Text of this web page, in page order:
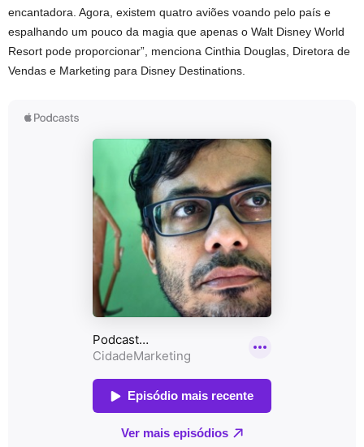
encantadora. Agora, existem quatro aviões voando pelo país e
espalhando um pouco da magia que apenas o Walt Disney World
Resort pode proporcionar”, menciona Cinthia Douglas, Diretora de
Vendas e Marketing para Disney Destinations.